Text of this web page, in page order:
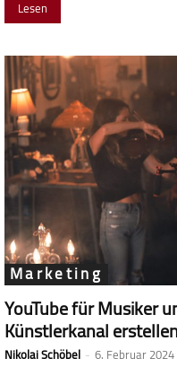
Lesen
Marketing
YouTube für Musiker
Künstlerkanal
Nikolai Schöbel - 6. Februar 2024